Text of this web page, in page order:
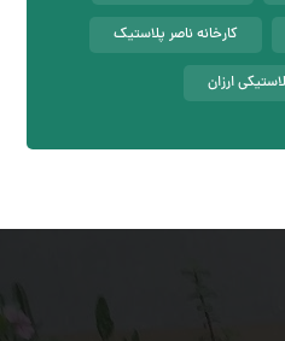
کارخانه ناصر پلاستیک
ارزان